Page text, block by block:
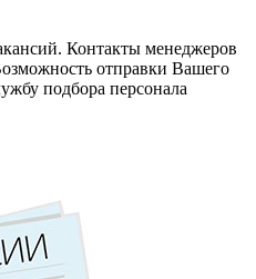
Контакты менеджеров
отправки Вашего
подбора персонала